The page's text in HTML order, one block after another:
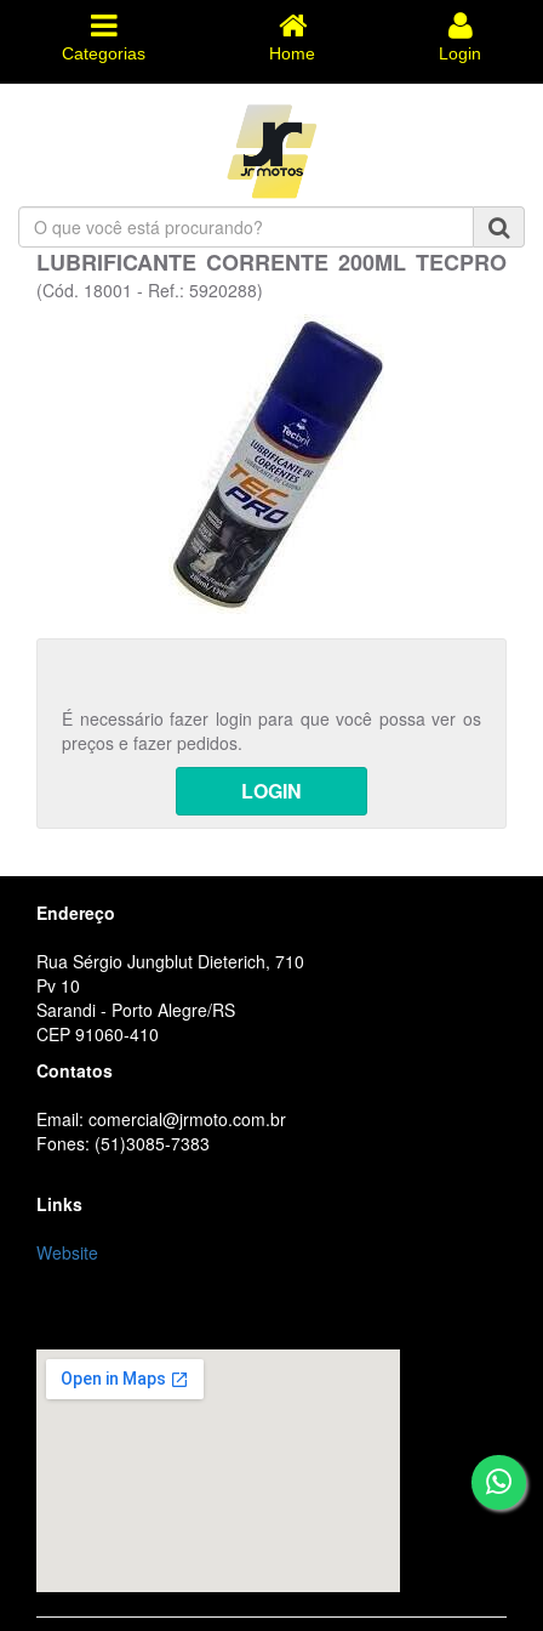
Categorias Home Login
O
que
você
está
LUBRIFICANTE CORRENTE 200ML TECPRO
(Cód. 18001 - Ref.: 5920288)
É necessário fazer login para que você possa ver os
preços e fazer pedidos.
LOGIN
Endereço
Rua Sérgio Jungblut Dieterich, 710
Pv 10
Sarandi - Porto Alegre/RS
CEP 91060-410
Contatos
Email: comercial@jrmoto.com.br
Fones: (51)3085-7383
Links
Website